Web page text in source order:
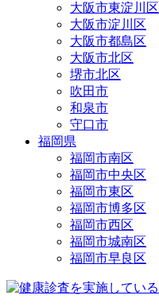
大阪市東淀川区
大阪市淀川区
大阪市都島区
大阪市北区
堺市北区
吹田市
和泉市
守口市
福岡県
福岡市南区
福岡市中央区
福岡市東区
福岡市博多区
福岡市西区
福岡市城南区
福岡市早良区